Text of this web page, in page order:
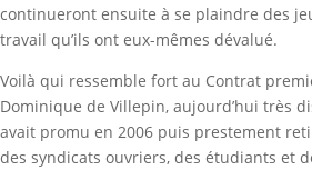
continueront ensuite à se plaindre des
travail qu’ils ont eux-mêmes dévalué.
Voilà qui ressemble fort au Contrat
Dominique de Villepin, aujourd’hui très
avait promu en 2006 puis prestement
des syndicats ouvriers, des étudiants et